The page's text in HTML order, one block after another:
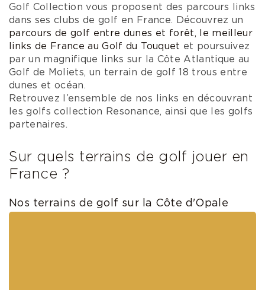
Golf Collection vous proposent des parcours links
dans ses clubs de golf en France. Découvrez un
parcours de golf entre dunes et forêt, le meilleur
links de France au Golf du Touquet et poursuivez
par un magnifique links sur la Côte Atlantique au
Golf de Moliets, un terrain de golf 18 trous entre
dunes et océan.
Retrouvez l’ensemble de nos links en découvrant
les golfs collection Resonance, ainsi que les golfs
partenaires.
Sur quels terrains de golf jouer en
France ?
Nos terrains de golf sur la Côte d'Opale